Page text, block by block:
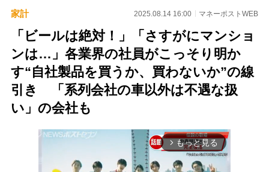
家計 2025.08.14 16:00 マネーポストWEB
「ビールは絶対！」「さすがにマンショ
ンは…」各業界の社員がこっそり明か
す“自社製品を買うか、買わないか”の線
引き 「系列会社の車以外は不遇な扱
い」の会社も
arrow_forward_ios もっと見る